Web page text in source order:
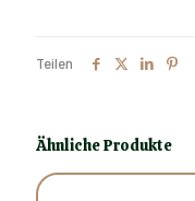
Teilen
Ähnliche Produkte